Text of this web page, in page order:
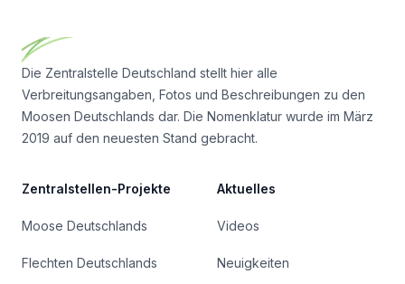
Die Zentralstelle Deutschland stellt hier alle
Verbreitungsangaben, Fotos und Beschreibungen zu den
Moosen Deutschlands dar. Die Nomenklatur wurde im März
2019 auf den neuesten Stand gebracht.
Zentralstellen-Projekte
Moose Deutschlands
Flechten Deutschlands
Aktuelles
Videos
Neuigkeiten